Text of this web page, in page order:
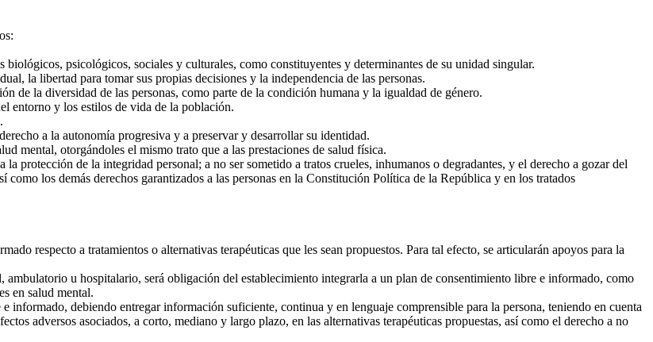
psicológicos, sociales y culturales, como constituyentes y determinantes de su unidad singular.
la libertad para tomar sus propias decisiones y la independencia de las personas.
la diversidad de las personas, como parte de la condición humana y la igualdad de género.
entorno y los estilos de vida de la población.
a la autonomía progresiva y a preservar y desarrollar su identidad.
mental, otorgándoles el mismo trato que a las prestaciones de salud física.
de la integridad personal; a no ser sometido a tratos crueles, inhumanos o degradantes, y el derecho a gozar del
los demás derechos garantizados a las personas en la Constitución Política de la República y en los tratados
respecto a tratamientos o alternativas terapéuticas que les sean propuestos. Para tal efecto, se articularán apoyos para la
u hospitalario, será obligación del establecimiento integrarla a un plan de consentimiento libre e informado, como
en salud mental.
debiendo entregar información suficiente, continua y en lenguaje comprensible para la persona, teniendo en cuenta
adversos asociados, a corto, mediano y largo plazo, en las alternativas terapéuticas propuestas, así como el derecho a no